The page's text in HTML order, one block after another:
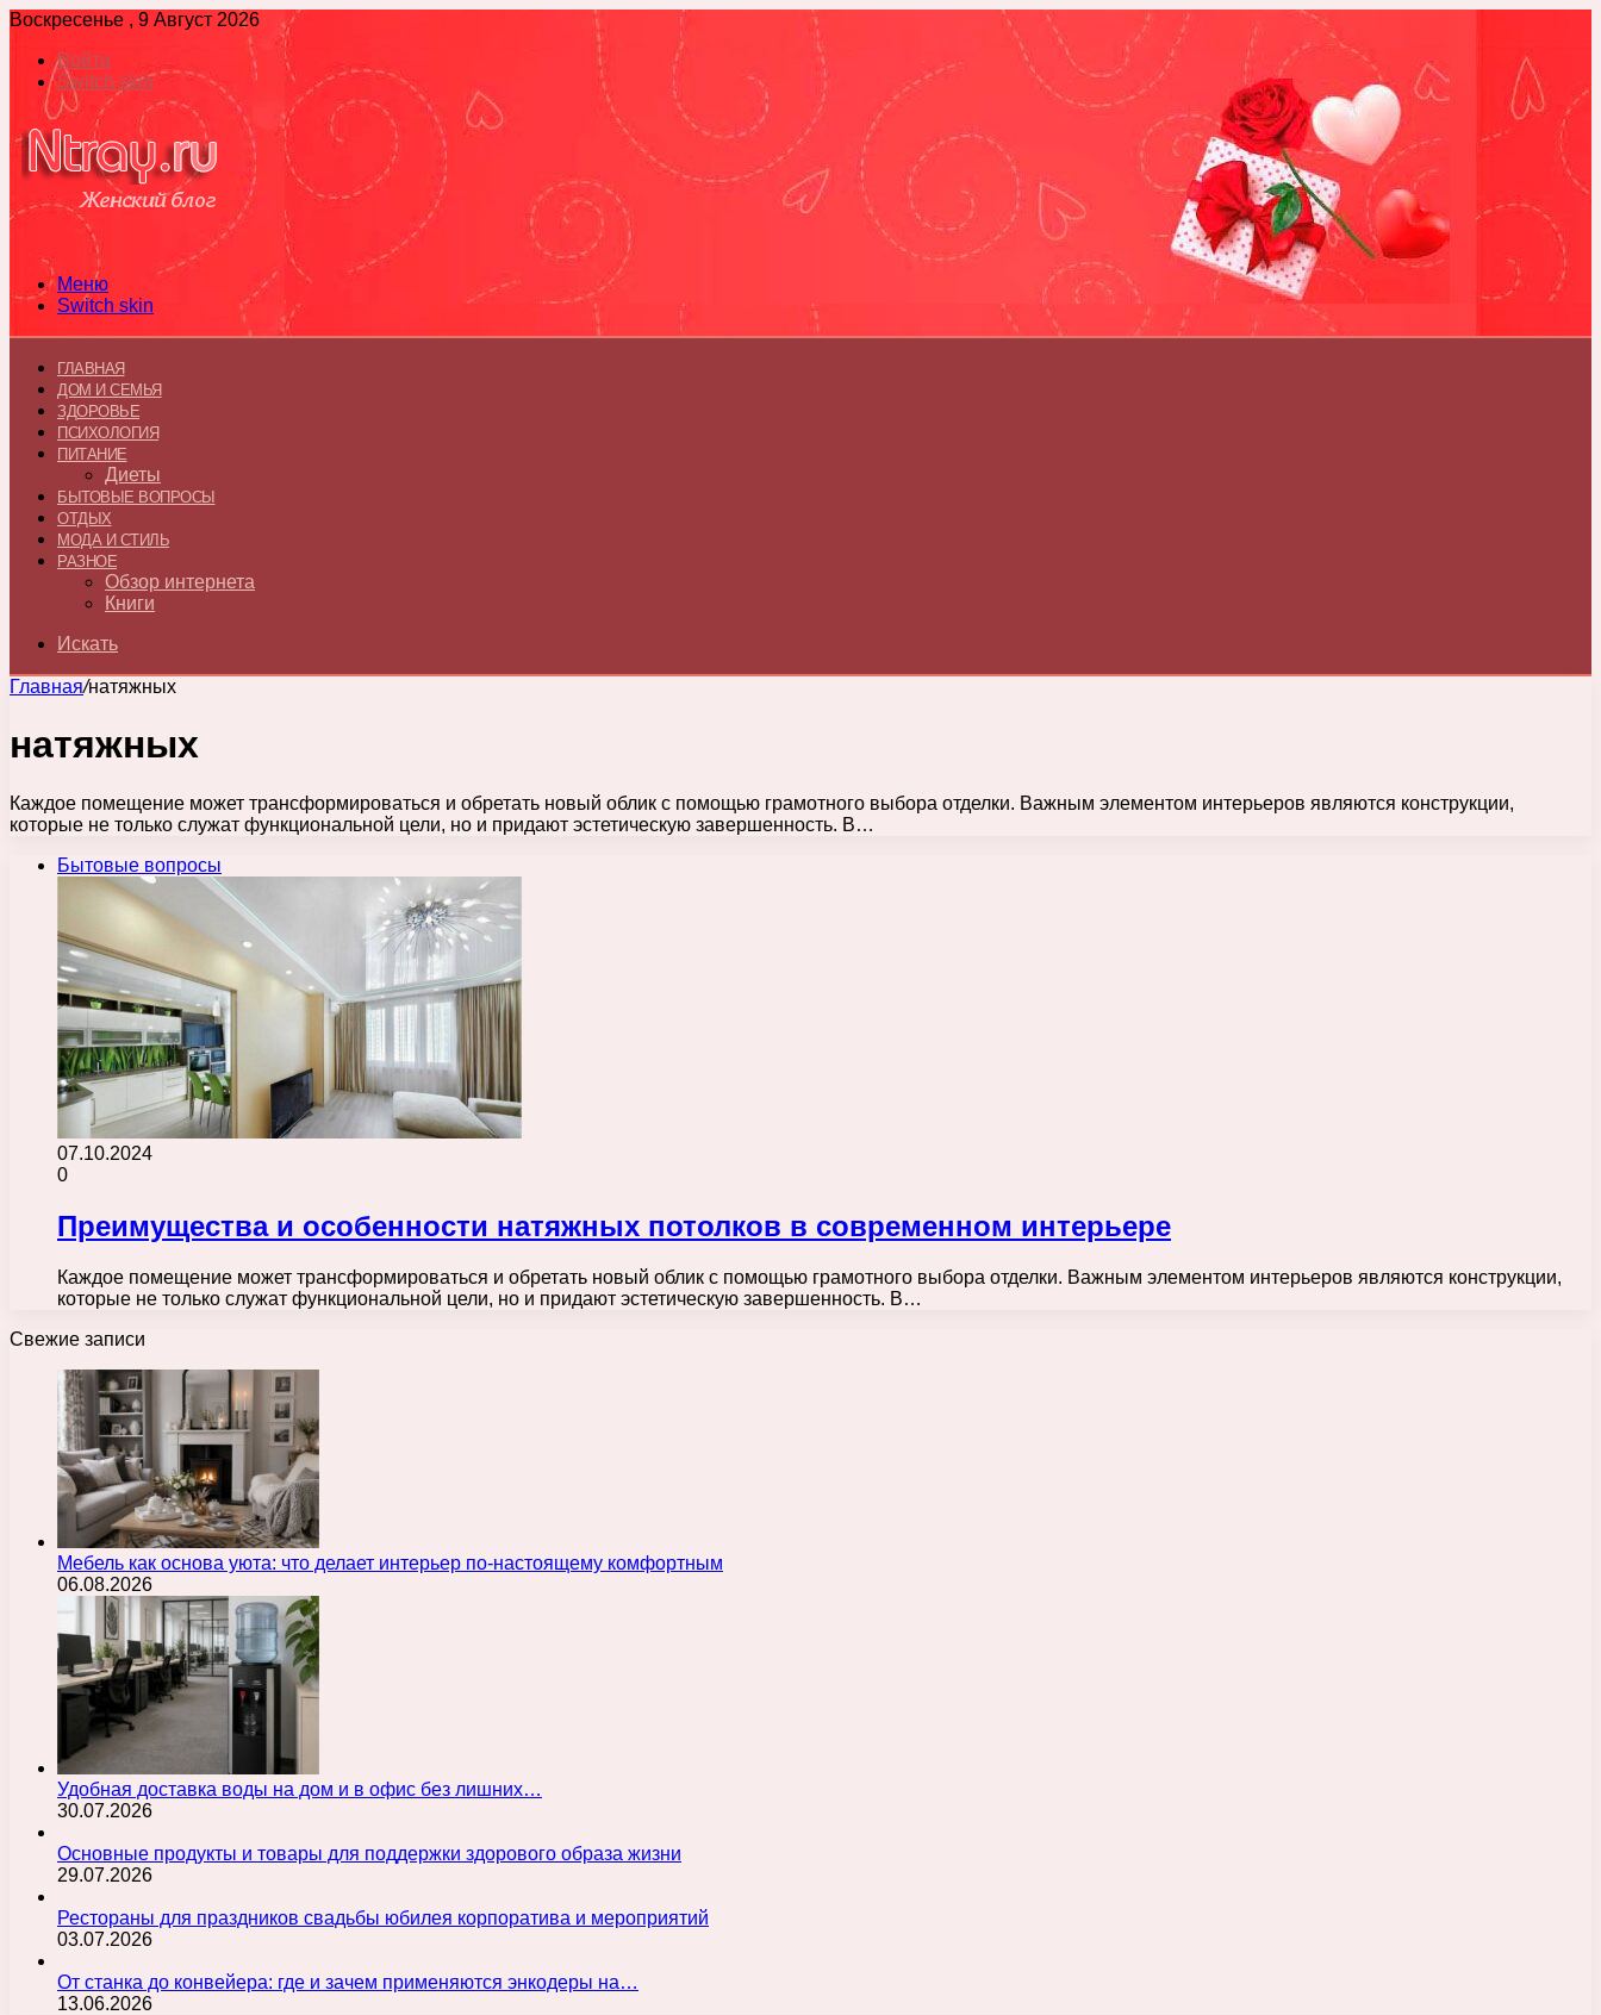
Воскресенье , 9 Август 2026
Войти
Switch skin
Меню
Switch skin
ГЛАВНАЯ
ДОМ И СЕМЬЯ
ЗДОРОВЬЕ
ПСИХОЛОГИЯ
ПИТАНИЕ
Диеты
БЫТОВЫЕ ВОПРОСЫ
ОТДЫХ
МОДА И СТИЛЬ
РАЗНОЕ
Обзор интернета
Книги
Искать
Главная/натяжных
натяжных
Каждое помещение может трансформироваться и обретать новый облик с помощью грамотного выбора отделки. Важным элементом интерьеров являются конструкции,
которые не только служат функциональной цели, но и придают эстетическую завершенность. В…
Бытовые вопросы
07.10.2024
0
Преимущества и особенности натяжных потолков в современном интерьере
Каждое помещение может трансформироваться и обретать новый облик с помощью грамотного выбора отделки. Важным элементом интерьеров являются конструкции,
которые не только служат функциональной цели, но и придают эстетическую завершенность. В…
Свежие записи
Мебель как основа уюта: что делает интерьер по-настоящему комфортным
06.08.2026
Удобная доставка воды на дом и в офис без лишних…
30.07.2026
Основные продукты и товары для поддержки здорового образа жизни
29.07.2026
Рестораны для праздников свадьбы юбилея корпоратива и мероприятий
03.07.2026
От станка до конвейера: где и зачем применяются энкодеры на…
13.06.2026